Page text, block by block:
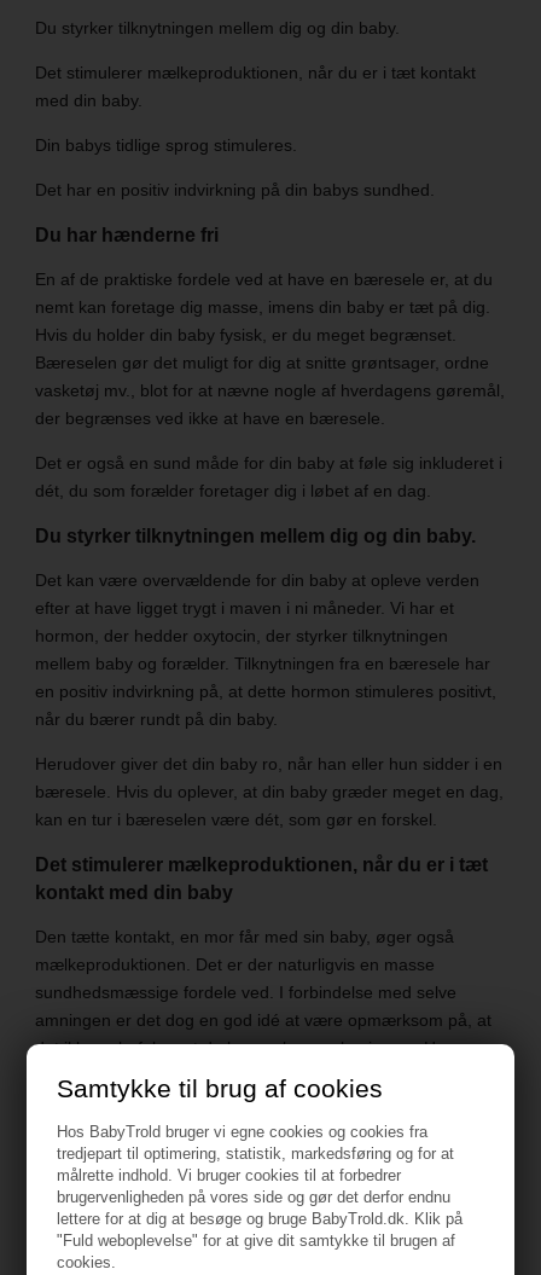
Samtykke til brug af cookies
Hos BabyTrold bruger vi egne cookies og cookies fra
tredjepart til optimering, statistik, markedsføring og for at
målrette indhold. Vi bruger cookies til at forbedrer
brugervenligheden på vores side og gør det derfor endnu
lettere for at dig at besøge og bruge BabyTrold.dk. Klik på
"Fuld weboplevelse" for at give dit samtykke til brugen af
cookies.
Du styrker tilknytningen mellem dig og din baby.
Det stimulerer mælkeproduktionen, når du er i tæt kontakt
med din baby.
Din babys tidlige sprog stimuleres.
Det har en positiv indvirkning på din babys sundhed.
Du har hænderne fri
En af de praktiske fordele ved at have en bæresele er, at du
nemt kan foretage dig masse, imens din baby er tæt på dig.
Hvis du holder din baby fysisk, er du meget begrænset.
Bæreselen gør det muligt for dig at snitte grøntsager, ordne
vasketøj mv., blot for at nævne nogle af hverdagens gøremål,
der begrænses ved ikke at have en bæresele.
Det er også en sund måde for din baby at føle sig inkluderet i
dét, du som forælder foretager dig i løbet af en dag.
Du styrker tilknytningen mellem dig og din baby.
Det kan være overvældende for din baby at opleve verden
efter at have ligget trygt i maven i ni måneder. Vi har et
hormon, der hedder oxytocin, der styrker tilknytningen
mellem baby og forælder. Tilknytningen fra en bæresele har
en positiv indvirkning på, at dette hormon stimuleres positivt,
når du bærer rundt på din baby.
Herudover giver det din baby ro, når han eller hun sidder i en
bæresele. Hvis du oplever, at din baby græder meget en dag,
kan en tur i bæreselen være dét, som gør en forskel.
Det stimulerer mælkeproduktionen, når du er i tæt
kontakt med din baby
Den tætte kontakt, en mor får med sin baby, øger også
mælkeproduktionen. Det er der naturligvis en masse
sundhedsmæssige fordele ved. I forbindelse med selve
amningen er det dog en god idé at være opmærksom på, at
det ikke anbefales, at du bruger bæreselen imens. Her en
slynge mere ideel, da din baby her ligger i en bedre
ammestilling.
Din babys tidlige sprog stimuleres
Måden, din baby udvikler sit sprog på, er ved at spejle sig i
det, du gør og siger som forælder. Din baby lærer af at
iagttage og efterligne mimik. Her en bæresele helt fantastisk,